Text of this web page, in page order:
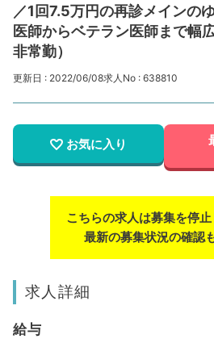
／1回7.5万円の再診メインの
医師からベテラン医師まで幅
非常勤）
更新日 : 2022/06/08求人No : 638810
お気に入り
こちらの求人は募集を停止
最新の募集状況の確認
求人詳細
給与